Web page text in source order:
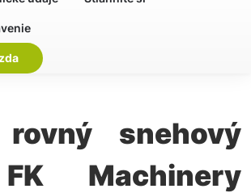
snehový
Machinery